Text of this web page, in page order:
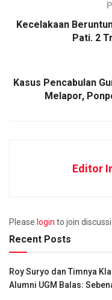
Kecelakaan
Pati. 2
Kasus Pencabulan
Melapor,
Editor
Please login to join
Recent Posts
Roy Suryo dan Timnya
Alumni UGM Balas: